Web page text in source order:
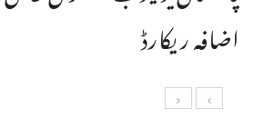
اضافہ ریکارڈ